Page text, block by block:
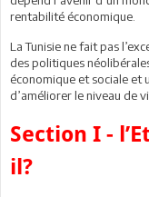
rentabilité économique.
La Tunisie ne fait pas
des politiques
économique et sociale et
d’améliorer le niveau de
Section I -
il?